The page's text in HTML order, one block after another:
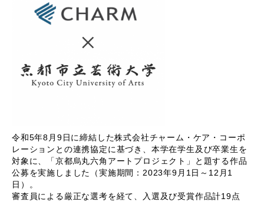
令和5年8月9日に締結した株式会社チャーム・ケア・コーポ
レーションとの連携協定に基づき 、本学在学生及び卒業生を
対象に、「京都烏丸六角アートプロジェクト」と題する作品
公募を実施しました（実施期間：2023年9月1日～12月1
日）。
審査員による厳正な選考を経て、入選及び受賞作品計19点